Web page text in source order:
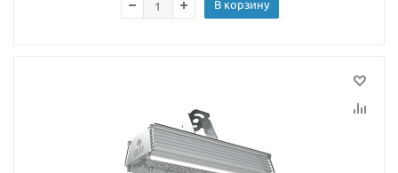
В корзину